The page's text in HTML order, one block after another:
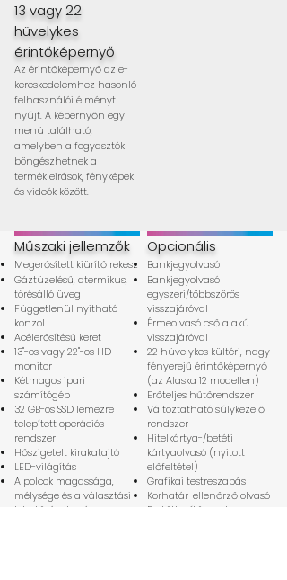
13 vagy 22
hüvelykes
érintőképernyő
Az érintőképernyő az e-
kereskedelemhez hasonló
felhasználói élményt
nyújt. A képernyőn egy
menü található,
amelyben a fogyasztók
böngészhetnek a
termékleírások, fényképek
és videók között.
Műszaki jellemzők
Megerősített kiürítő rekesz
Gáztüzelésű, atermikus,
törésálló üveg
Függetlenül nyitható
konzol
Acélerősítésű keret
13"-os vagy 22"-os HD
monitor
Kétmagos ipari
számítógép
32 GB-os SSD lemezre
telepített operációs
rendszer
Hőszigetelt kirakatajtó
LED-világítás
A polcok magassága,
mélysége és a választási
lehetőségek száma
Opcionális
Bankjegyolvasó
Bankjegyolvasó
egyszeri/többszörös
visszajáróval
Érmeolvasó cső alakú
visszajáróval
22 hüvelykes kültéri, nagy
fényerejű érintőképernyő
(az Alaska 12 modellen)
Erőteljes hűtőrendszer
Változtatható súlykezelő
rendszer
Hitelkártya-/betéti
kártyaolvasó (nyitott
előfeltétel)
Grafikai testreszabás
Korhatár-ellenőrző olvasó
Fertőtlenítő rendszer